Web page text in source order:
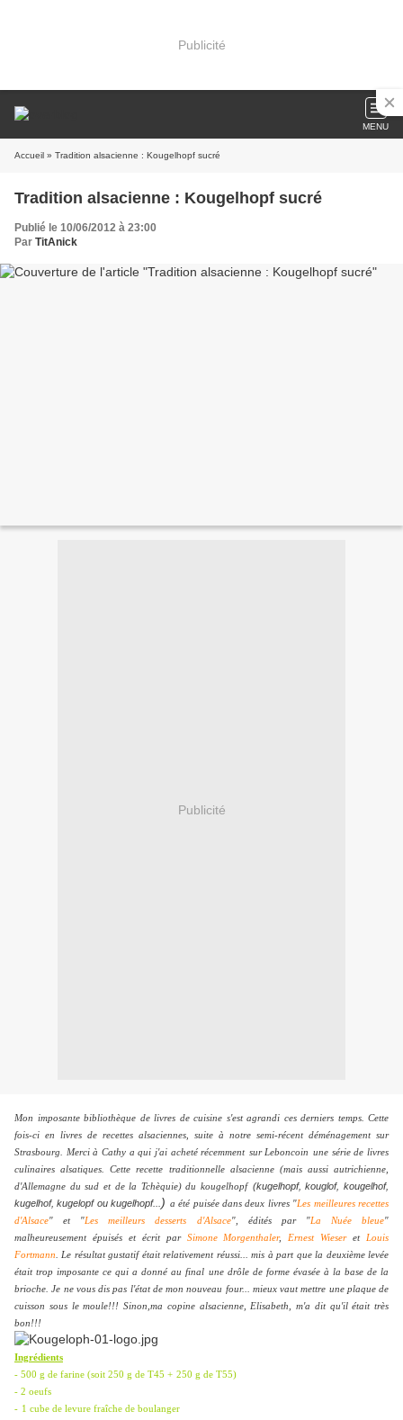
Publicité
MENU
Accueil » Tradition alsacienne : Kougelhopf sucré
Tradition alsacienne : Kougelhopf sucré
Publié le 10/06/2012 à 23:00
Par TitAnick
Publicité
Mon imposante bibliothèque de livres de cuisine s'est agrandi ces derniers temps. Cette
fois-ci en livres de recettes alsaciennes, suite à notre semi-récent déménagement sur
Strasbourg. Merci à Cathy a qui j'ai acheté récemment sur Leboncoin une série de livres
culinaires alsatiques. Cette recette traditionnelle alsacienne (mais aussi autrichienne,
d'Allemagne du sud et de la Tchèquie) du kougelhopf (kugelhopf, kouglof, kougelhof,
kugelhof, kugelopf ou kugelhopf... ) a été puisée dans deux livres "Les meilleures recettes
d'Alsace" et "Les meilleurs desserts d'Alsace", édités par "La Nuée bleue"
malheureusement épuisés et écrit par Simone Morgenthaler, Ernest Wieseret Louis
Fortmann . Le résultat gustatif était relativement réussi... mis à part que la deuxième levée
était trop imposante ce qui a donné au final une drôle de forme évasée à la base de la
brioche. Je ne vous dis pas l'état de mon nouveau four... mieux vaut mettre une plaque de
cuisson sous le moule!!! Sinon,ma copine alsacienne, Elisabeth, m'a dit qu'il était très
bon!!!
Ingrédients
- 500 g de farine (soit 250 g de T45 + 250 g de T55)
- 2 oeufs
- 1 cube de levure fraîche de boulanger